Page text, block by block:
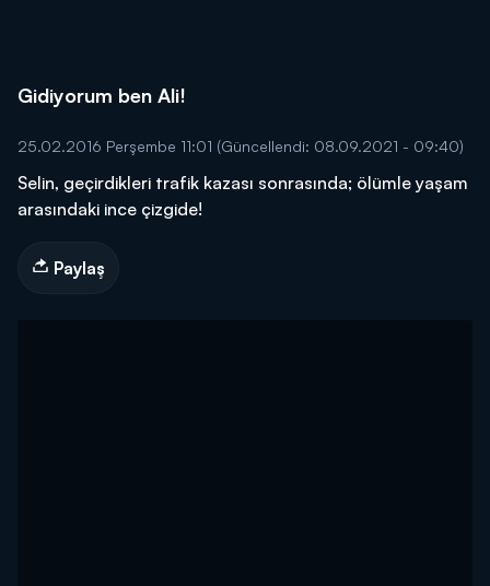
Gidiyorum ben Ali!
25.02.2016 Perşembe 11:01 (Güncellendi: 08.09.2021 - 09:40)
Selin, geçirdikleri trafik kazası sonrasında; ölümle yaşam
arasındaki ince çizgide!
Paylaş